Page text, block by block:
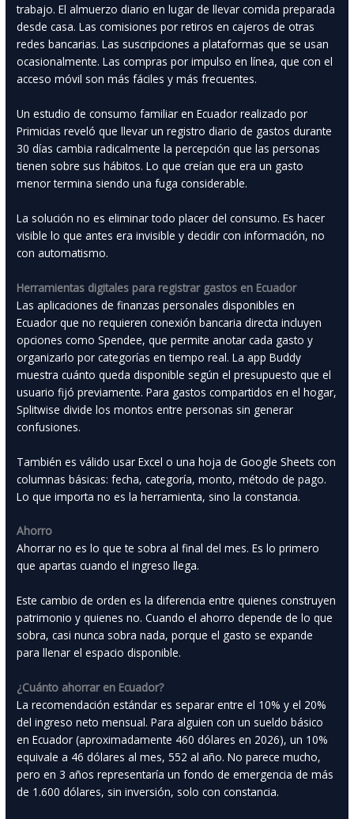
trabajo. El almuerzo diario en lugar de llevar comida preparada
desde casa. Las comisiones por retiros en cajeros de otras
redes bancarias. Las suscripciones a plataformas que se usan
ocasionalmente. Las compras por impulso en línea, que con el
acceso móvil son más fáciles y más frecuentes.
Un estudio de consumo familiar en Ecuador realizado por
Primicias reveló que llevar un registro diario de gastos durante
30 días cambia radicalmente la percepción que las personas
tienen sobre sus hábitos. Lo que creían que era un gasto
menor termina siendo una fuga considerable.
La solución no es eliminar todo placer del consumo. Es hacer
visible lo que antes era invisible y decidir con información, no
con automatismo.
Herramientas digitales para registrar gastos en Ecuador
Las aplicaciones de finanzas personales disponibles en
Ecuador que no requieren conexión bancaria directa incluyen
opciones como Spendee, que permite anotar cada gasto y
organizarlo por categorías en tiempo real. La app Buddy
muestra cuánto queda disponible según el presupuesto que el
usuario fijó previamente. Para gastos compartidos en el hogar,
Splitwise divide los montos entre personas sin generar
confusiones.
También es válido usar Excel o una hoja de Google Sheets con
columnas básicas: fecha, categoría, monto, método de pago.
Lo que importa no es la herramienta, sino la constancia.
Ahorro
Ahorrar no es lo que te sobra al final del mes. Es lo primero
que apartas cuando el ingreso llega.
Este cambio de orden es la diferencia entre quienes construyen
patrimonio y quienes no. Cuando el ahorro depende de lo que
sobra, casi nunca sobra nada, porque el gasto se expande
para llenar el espacio disponible.
¿Cuánto ahorrar en Ecuador?
La recomendación estándar es separar entre el 10% y el 20%
del ingreso neto mensual. Para alguien con un sueldo básico
en Ecuador (aproximadamente 460 dólares en 2026), un 10%
equivale a 46 dólares al mes, 552 al año. No parece mucho,
pero en 3 años representaría un fondo de emergencia de más
de 1.600 dólares, sin inversión, solo con constancia.